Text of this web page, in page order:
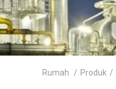
Rumah / Produk /